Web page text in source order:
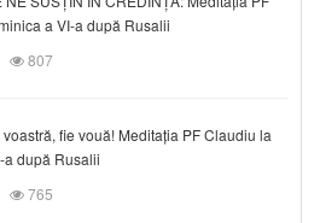
a VI-a după Rusalii
807
fie vouă! Meditația PF Claudiu la
a după Rusalii
765